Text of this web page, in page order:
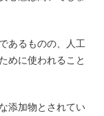
あるものの、人工
めに使われること
添加物とされてい